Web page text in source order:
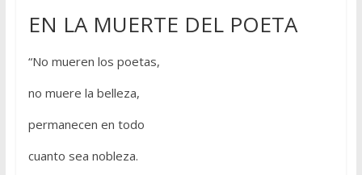
EN LA MUERTE DEL POETA
“No mueren los poetas,
no muere la belleza,
permanecen en todo
cuanto sea nobleza.